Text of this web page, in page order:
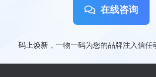
在线咨询
码上焕新，一物一码为您的品牌注入信任